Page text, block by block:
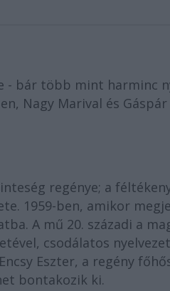
- bár több mint
Nagy Marival és
regénye; a
1959-ben, amikor
A mű 20. századi a
csodálatos
Eszter, a regény
bontakozik ki.